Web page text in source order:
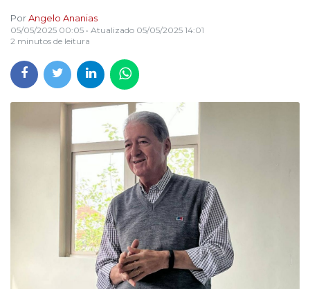
PorAngelo Ananias
05/05/2025 00:05 • Atualizado 05/05/2025 14:01
2 minutos de leitura